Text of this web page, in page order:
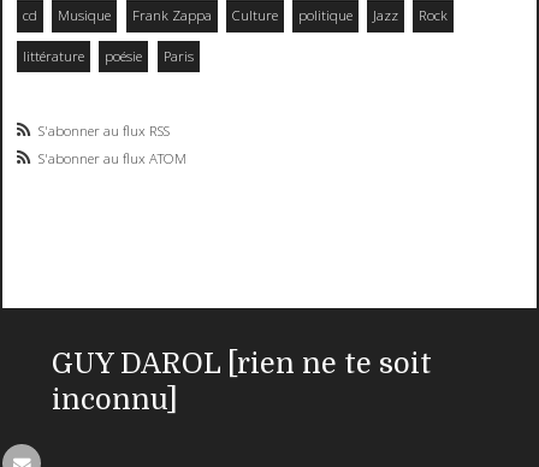
cd Musique Frank Zappa Culture politique Jazz Rock
littérature poésie Paris
S'abonner au flux RSS
S'abonner au flux ATOM
GUY DAROL [rien ne te soit
inconnu]